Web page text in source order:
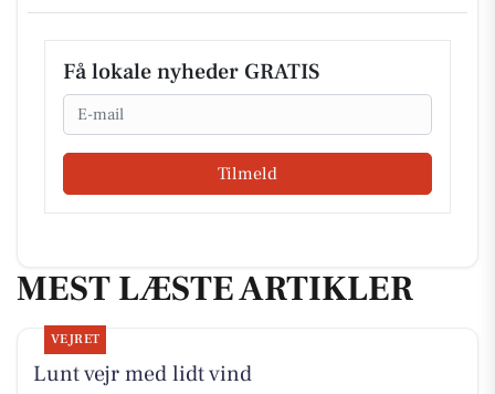
Få lokale nyheder GRATIS
Email
Tilmeld
MEST LÆSTE ARTIKLER
VEJRET
Lunt vejr med lidt vind